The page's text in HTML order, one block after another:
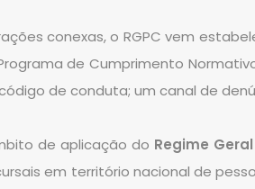
conexas, o RGPC vem
de Cumprimento
de conduta; um canal de
de aplicação do Regime
em território nacional de